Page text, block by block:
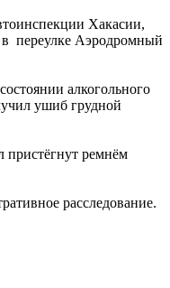
Хакасии,
переулке Аэродромный
алкогольного
ушиб грудной
пристёгнут ремнём
расследование.